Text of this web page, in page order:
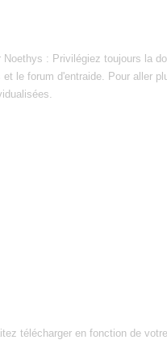
Noethys : Privilégiez toujours la
le forum d'entraide. Pour aller
télécharger en fonction de